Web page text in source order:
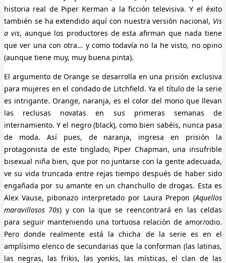
historia real de Piper Kerman a la ficción televisiva. Y el éxito
también se ha extendido aquí con nuestra versión nacional, Vis
a vis, aunque los productores de esta afirman que nada tiene
que ver una con otra… y como todavía no la he visto, no opino
(aunque tiene muy, muy buena pinta).
El argumento de Orange se desarrolla en una prisión exclusiva
para mujeres en el condado de Litchfield. Ya el título de la serie
es intrigante. Orange, naranja, es el color del mono que llevan
las reclusas novatas en sus primeras semanas de
internamiento. Y el negro (black), como bien sabéis, nunca pasa
de moda. Así pues, de naranja, ingresa en prisión la
protagonista de este tinglado, Piper Chapman, una insufrible
bisexual niña bien, que por no juntarse con la gente adecuada,
ve su vida truncada entre rejas tiempo después de haber sido
engañada por su amante en un chanchullo de drogas. Esta es
Alex Vause, pibonazo interpretado por Laura Prepon (Aquellos
maravillosos 70s) y con la que se reencontrará en las celdas
para seguir manteniendo una tortuosa relación de amor/odio.
Pero donde realmente está la chicha de la serie es en el
amplísimo elenco de secundarias que la conforman (las latinas,
las negras, las frikis, las yonkis, las místicas, el clan de las